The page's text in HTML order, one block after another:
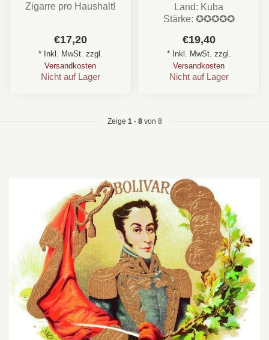
Zigarre pro Haushalt!
Aroma: Fruchti...
€17,20
* Inkl. MwSt. zzgl.
Versandkosten
Nicht auf Lager
Land: Kuba
Stärke: ✪✪✪✪✪
Süß, Erder, Leder
Format : Torp...
€19,40
* Inkl. MwSt. zzgl.
Versandkosten
Nicht auf Lager
Zeige 1- 8von 8